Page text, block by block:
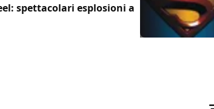
spettacolari esplosioni a